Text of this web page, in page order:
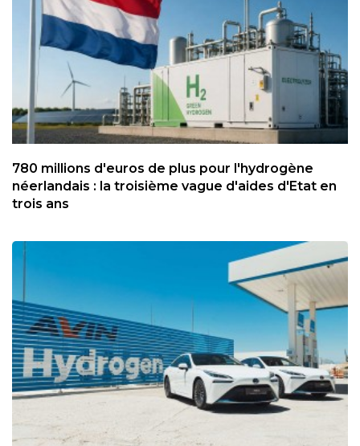
780 millions d'euros de plus pour l'hydrogène
néerlandais : la troisième vague d'aides d'Etat en
trois ans